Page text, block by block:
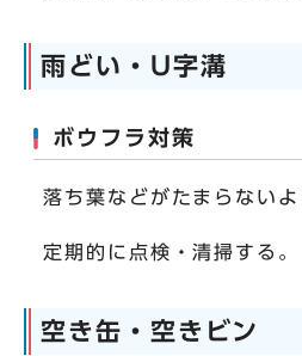
雨どい・U字溝
ボウフラ対策
落ち葉などがたまらないよ
定期的に点検・清掃する。
空き缶・空きビン